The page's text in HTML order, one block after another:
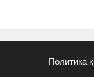
Политика